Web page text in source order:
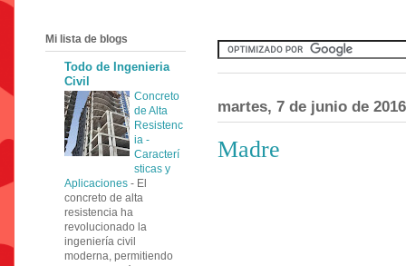
martes, 7 de junio de 2016
Madre
Mi lista de blogs
Todo de Ingenieria
Civil
Concreto
de Alta
Resistenc
ia -
Caracterí
sticas y
Aplicaciones - El
concreto de alta
resistencia ha
revolucionado la
ingeniería civil
moderna, permitiendo